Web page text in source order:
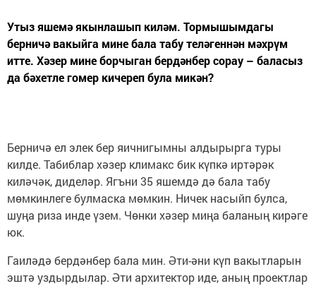
Утыз яшемә якынлашып киләм. Тормышымдагы
берничә вакыйга мине бала табу теләгеннән мәхрүм
итте. Хәзер мине борчыган бердәнбер сорау – баласыз
да бәхетле гомер кичереп була микән?
Берничә ел элек бер яичнигымны алдырырга туры
килде. Табиблар хәзер климакс бик күпкә иртәрәк
киләчәк, диделәр. Ягъни 35 яшемдә дә бала табу
мөмкинлеге булмаска мөмкин. Ничек насыйп булса,
шуңа риза инде үзем. Чөнки хәзер миңа баланың кирәге
юк.
Гаиләдә бердәнбер бала мин. Әти-әни күп вакытларын
эштә уздырдылар. Әти архитектор иде, аның проектлар